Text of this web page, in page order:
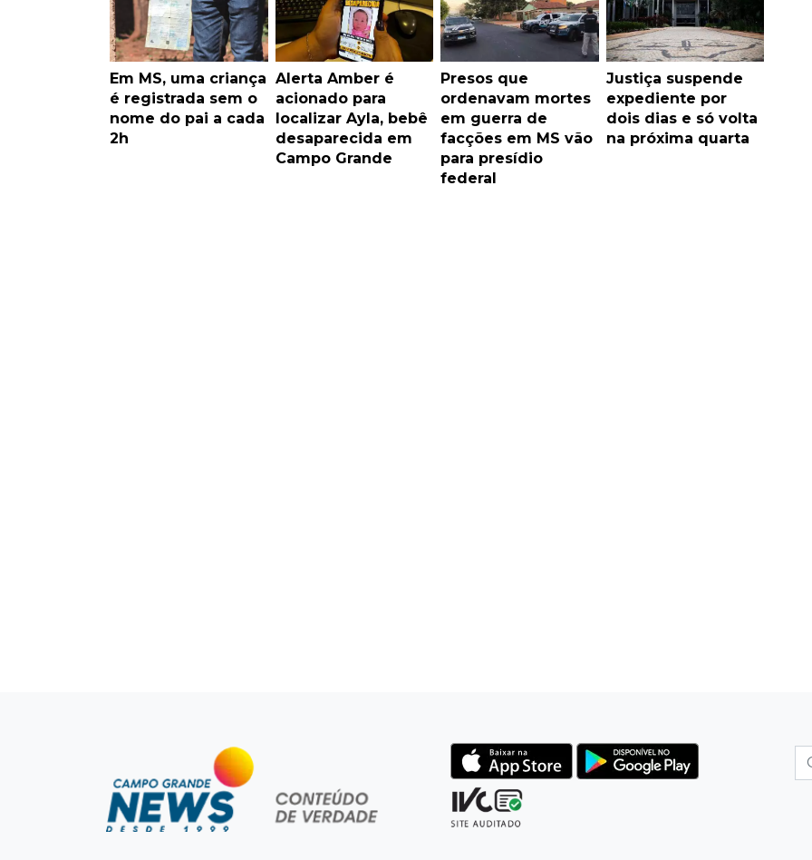
Em MS, uma criança
é registrada sem o
nome do pai a cada
2h
Alerta Amber é
acionado para
localizar Ayla, bebê
desaparecida em
Campo Grande
Presos que
ordenavam mortes
em guerra de
facções em MS vão
para presídio
federal
Justiça suspende
expediente por
dois dias e só volta
na próxima quarta